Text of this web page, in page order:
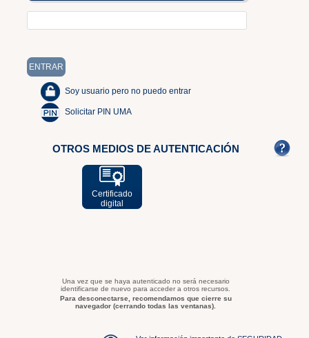
Soy usuario pero no puedo entrar
Solicitar PIN UMA
OTROS MEDIOS DE AUTENTICACIÓN
Certificado
digital
Una vez que se haya autenticado no será necesario
identificarse de nuevo para acceder a otros recursos.
Para desconectarse, recomendamos que cierre su
navegador (cerrando todas las ventanas).